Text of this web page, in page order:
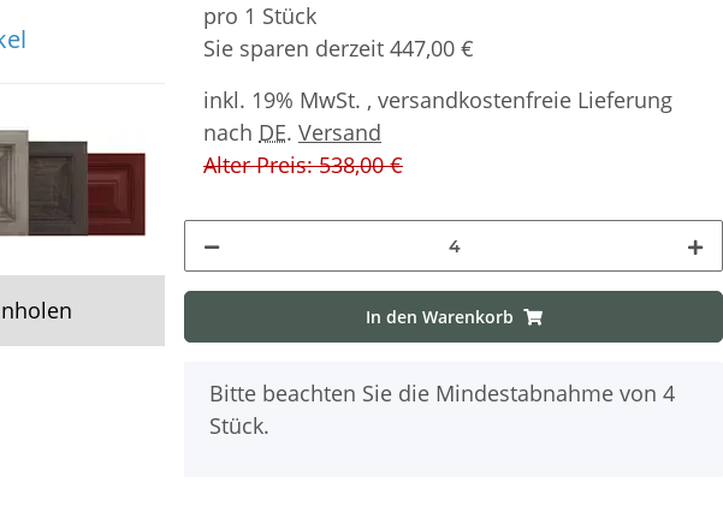
pro 1 Stück
Sie sparen derzeit 447,00 €
inkl. 19% MwSt. , versandkostenfreie Lieferung
nach DE. Versand
Alter Preis: 538,00 €
In den Warenkorb
x
Bitte beachten Sie die Mindestabnahme von 4
Stück.